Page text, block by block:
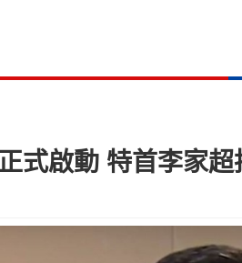
式啟動 特首李家